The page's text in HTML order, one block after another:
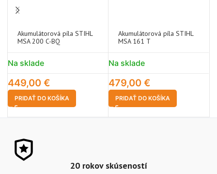
Akumulátorová píla STIHL
MSA 200 C-BQ
Na sklade
449,00 €
PRIDAŤ DO KOŠÍKA
Akumulátorová píla STIHL
MSA 161 T
Na sklade
479,00 €
PRIDAŤ DO KOŠÍKA
20 rokov skúseností